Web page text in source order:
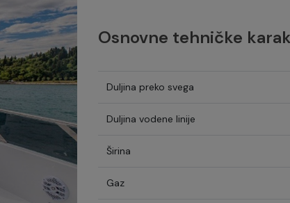
Osnovne tehničke
Duljina preko svega
Duljina vodene linije
Širina
Gaz